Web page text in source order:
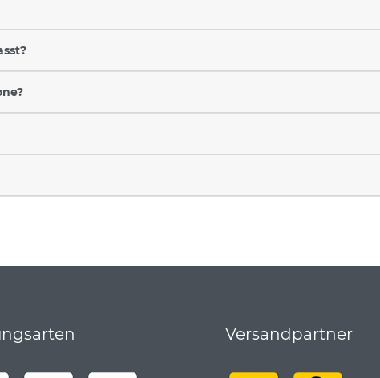
Versandpartner